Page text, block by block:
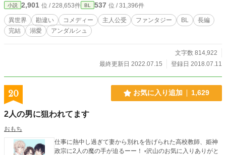
小説 2,901 位 / 228,653件 BL 537 位 / 31,396件
異世界 勘違い コメディー 主人公受 ファンタジー BL
長編
完結
溺愛 アンダルシュ
文字数 814,922
最終更新日 2022.07.15
登録日 2018.07.11
20 お気に入り追加 1,629
2人の男に狙われてます
おもち
仕事に熱中し過ぎて妻から別れを告げられた高校教師、姫神
政宗に2人の魔の手が迫るーー！ ▫️沢山のお気に入りありがと